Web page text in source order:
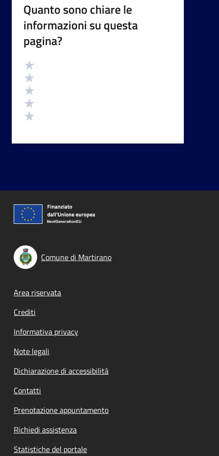
Quanto sono chiare le
informazioni su questa
pagina?
Valutazione
Comune di Martirano
Footer menu
Area riservata
Crediti
Informativa privacy
Note legali
Dichiarazione di accessibilità
Contatti
Prenotazione appuntamento
Richiedi assistenza
Statistiche del portale